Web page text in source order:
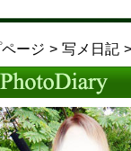
ージ 写メ日記